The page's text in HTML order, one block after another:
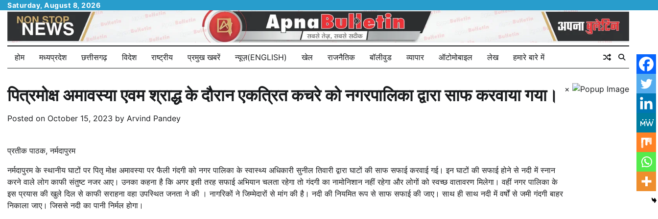
Skip
content
Saturday, August 8, 2026
होम मध्यप्रदेश छत्तीसगढ़ विदेश राष्ट्रीय प्रमुख खबरें न्यूज़(ENGLISH) खेल राजनैतिक बॉलीवुड व्यापार ऑटोमोबाइल लेख हमारे बारे में
पित्रमोक्ष अमावस्या एवम श्राद्ध के दौरान एकत्रित कचरे को नगरपालिका द्वारा साफ करवाया गया।
Posted on October 15, 2023 by Arvind Pandey
प्रतीक पाठक, नर्मदापुरम
नर्मदापुरम के स्थानीय घाटों पर पितृ मोक्ष अमावस्या पर फैली गंदगी को नगर पालिका के स्वास्थ्य अधिकारी सुनील तिवारी द्वारा घाटों की साफ सफाई करवाई गई। इन घाटों की सफाई होने से नदी में स्नान
करने वाले लोग काफी संतुष्ट नजर आए। उनका कहना है कि अगर इसी तरह सफाई अभियान चलता रहेगा तो गंदगी का नामोनिशान नहीं रहेगा और लोगों को स्वच्छ वातावरण मिलेगा। वहीं नगर पालिका के
इस प्रयास की खुले दिल से काफी सराहना वहा उपस्थित जनता ने की । नागरिकों ने जिम्मेदारों से मांग की है। नदी की नियमित रूप से साफ सफाई की जाए। साथ ही साथ नदी में वर्षों से जमी गंदगी बाहर
निकाला जाए। जिससे नदी का पानी निर्मल होगा।
×